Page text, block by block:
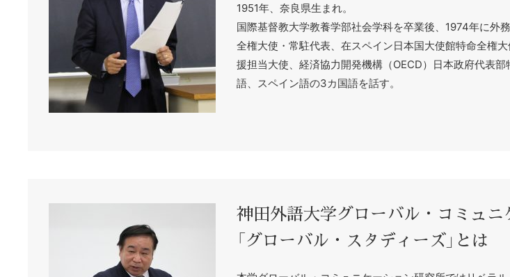
1951年、奈良県生まれ。
国際基督教大学教養学部社会学科を卒業後、1974年に外
全権大使・常駐代表、在スペイン日本国大使館特命全権
援担当大使、経済協力開発機構（OECD）日本政府代表
語、スペイン語の3カ国語を話す。
神田外語大学グローバル・コミュ
「グローバル・スタディーズ」とは